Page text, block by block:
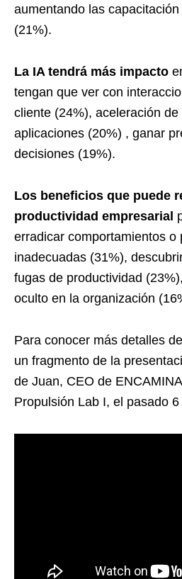
aumentando las
(21%).
La IA tendrá más impacto
tengan que ver con
cliente (24%), aceleración
aplicaciones (20%) , ganar
decisiones (19%).
Los beneficios que puede
productividad empresarial
erradicar comportamientos o
inadecuadas (31%),
fugas de productividad
oculto en la organización
Para conocer más detalles
un fragmento de la
de Juan, CEO de
Propulsión Lab I, el pasado